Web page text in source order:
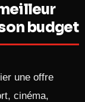
budget
une offre
cinéma,